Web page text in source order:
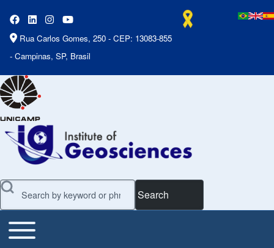
Rua Carlos Gomes, 250 - CEP: 13083-855
- Campinas, SP, Brasil
Search
Main Menu
Toggle main menu